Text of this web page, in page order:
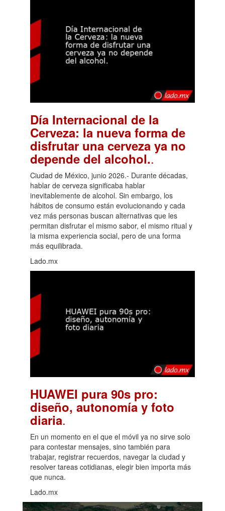
Día Internacional de la
Cerveza: la nueva forma de
disfrutar una cerveza ya no
depende del alcohol..
Ciudad de México, junio 2026.- Durante décadas,
hablar de cerveza significaba hablar
inevitablemente de alcohol. Sin embargo, los
hábitos de consumo están evolucionando y cada
vez más personas buscan alternativas que les
permitan disfrutar el mismo sabor, el mismo ritual y
la misma experiencia social, pero de una forma
más equilibrada.
Lado.mx
HUAWEI pura 90s pro:
diseño, autonomía y foto
diaria.
En un momento en el que el móvil ya no sirve solo
para contestar mensajes, sino también para
trabajar, registrar recuerdos, navegar la ciudad y
resolver tareas cotidianas, elegir bien importa más
que nunca.
Lado.mx